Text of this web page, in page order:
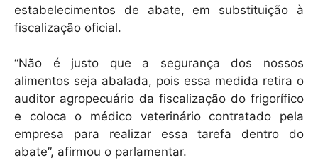
estabelecimentos de abate, em substituição à
fiscalização oficial.
“Não é justo que a segurança dos nossos
alimentos seja abalada, pois essa medida retira o
auditor agropecuário da fiscalização do frigorífico
e coloca o médico veterinário contratado pela
empresa para realizar essa tarefa dentro do
abate”, afirmou o parlamentar.